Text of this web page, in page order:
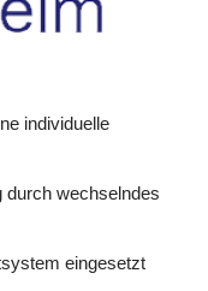
individuelle
durch wechselndes
eingesetzt